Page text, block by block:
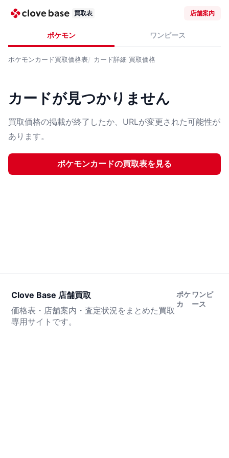
買取表 店舗案内
ポケモン ワンピース
ポケモンカード買取価格表 カード詳細 買取価格
カードが見つかりません
買取価格の掲載が終了したか、URLが変更された可能性が
あります。
ポケモンカードの買取表を見る
Clove Base 店舗買取
価格表・店舗案内・査定状況をまとめた買取
専用サイトです。
ポケ
カ
ワンピ
ース